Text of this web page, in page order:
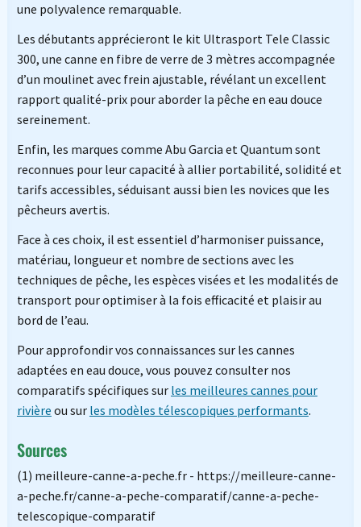
une polyvalence remarquable.
Les débutants apprécieront le kit Ultrasport Tele Classic
300, une canne en fibre de verre de 3 mètres accompagnée
d’un moulinet avec frein ajustable, révélant un excellent
rapport qualité-prix pour aborder la pêche en eau douce
sereinement.
Enfin, les marques comme Abu Garcia et Quantum sont
reconnues pour leur capacité à allier portabilité, solidité et
tarifs accessibles, séduisant aussi bien les novices que les
pêcheurs avertis.
Face à ces choix, il est essentiel d’harmoniser puissance,
matériau, longueur et nombre de sections avec les
techniques de pêche, les espèces visées et les modalités de
transport pour optimiser à la fois efficacité et plaisir au
bord de l’eau.
Pour approfondir vos connaissances sur les cannes
adaptées en eau douce, vous pouvez consulter nos
comparatifs spécifiques sur les meilleures cannes pour
rivière ou sur les modèles télescopiques performants.
Sources
(1) meilleure-canne-a-peche.fr - https://meilleure-canne-
a-peche.fr/canne-a-peche-comparatif/canne-a-peche-
telescopique-comparatif